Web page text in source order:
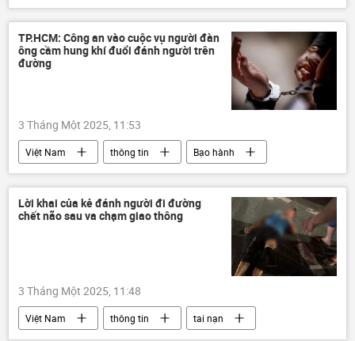
quản lý đất đai
đất đai
đấu giá
bán đấu giá
dự án
TP.HCM: Công an vào cuộc vụ người đàn
ông cầm hung khí đuổi đánh người trên
đường
3 Tháng Một 2025, 11:53
Việt Nam thông tin
Bạo hành
hành hung
công an
công an TP.HCM
Bộ Công an Việt Nam
Pháp luật
Lời khai của kẻ đánh người đi đường
chết não sau va chạm giao thông
3 Tháng Một 2025, 11:48
Việt Nam thông tin
tai nạn